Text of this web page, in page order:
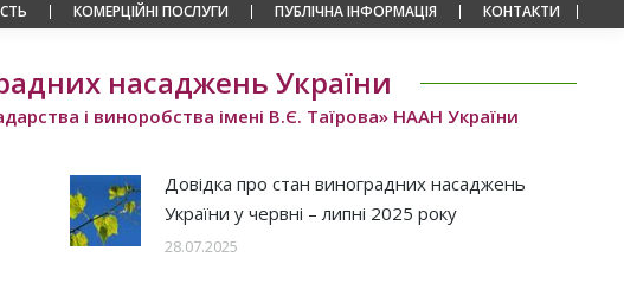
КОМЕРЦІЙНІ ПОСЛУГИ ПУБЛІЧНА ІНФОРМАЦІЯ КОНТАКТИ
насаджень України
і виноробства імені В.Є. Таїрова» НААН України
Довідка про стан виноградних насаджень
України у червні – липні 2025 року
28.07.2025